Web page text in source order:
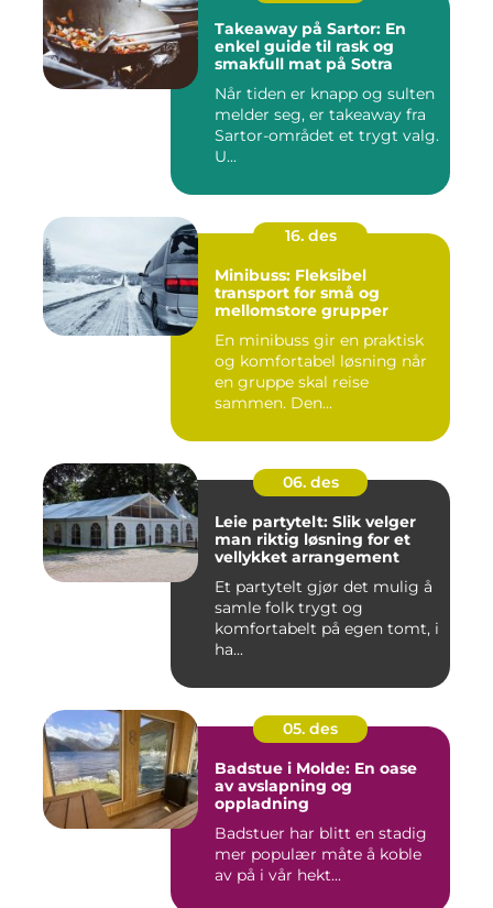
Takeaway på Sartor: En
enkel guide til rask og
smakfull mat på Sotra
Når tiden er knapp og sulten
melder seg, er takeaway fra
Sartor-området et trygt valg.
U...
16. des
Minibuss: Fleksibel
transport for små og
mellomstore grupper
En minibuss gir en praktisk
og komfortabel løsning når
en gruppe skal reise
sammen. Den...
06. des
Leie partytelt: Slik velger
man riktig løsning for et
vellykket arrangement
Et partytelt gjør det mulig å
samle folk trygt og
komfortabelt på egen tomt, i
ha...
05. des
Badstue i Molde: En oase
av avslapning og
oppladning
Badstuer har blitt en stadig
mer populær måte å koble
av på i vår hekt...